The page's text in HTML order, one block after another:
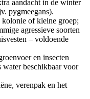
aandacht in de winter
pygmeegans).
kolonie of kleine groep;
agressieve soorten
– voldoende
en insecten
beschikbaar voor
verenpak en het